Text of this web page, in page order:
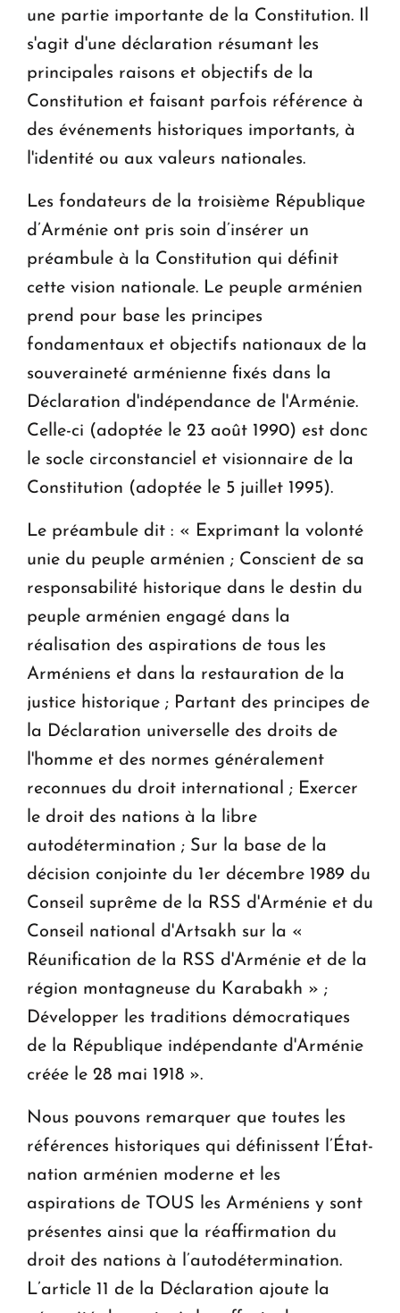
une partie importante de la Constitution. Il
s'agit d'une déclaration résumant les
principales raisons et objectifs de la
Constitution et faisant parfois référence à
des événements historiques importants, à
l'identité ou aux valeurs nationales.
Les fondateurs de la troisième République
d’Arménie ont pris soin d’insérer un
préambule à la Constitution qui définit
cette vision nationale. Le peuple arménien
prend pour base les principes
fondamentaux et objectifs nationaux de la
souveraineté arménienne fixés dans la
Déclaration d'indépendance de l'Arménie.
Celle-ci (adoptée le 23 août 1990) est donc
le socle circonstanciel et visionnaire de la
Constitution (adoptée le 5 juillet 1995).
Le préambule dit : « Exprimant la volonté
unie du peuple arménien ; Conscient de sa
responsabilité historique dans le destin du
peuple arménien engagé dans la
réalisation des aspirations de tous les
Arméniens et dans la restauration de la
justice historique ; Partant des principes de
la Déclaration universelle des droits de
l'homme et des normes généralement
reconnues du droit international ; Exercer
le droit des nations à la libre
autodétermination ; Sur la base de la
décision conjointe du 1er décembre 1989 du
Conseil suprême de la RSS d'Arménie et du
Conseil national d'Artsakh sur la «
Réunification de la RSS d'Arménie et de la
région montagneuse du Karabakh » ;
Développer les traditions démocratiques
de la République indépendante d'Arménie
créée le 28 mai 1918 ».
Nous pouvons remarquer que toutes les
références historiques qui définissent l’État-
nation arménien moderne et les
aspirations de TOUS les Arméniens y sont
présentes ainsi que la réaffirmation du
droit des nations à l’autodétermination.
L’article 11 de la Déclaration ajoute la